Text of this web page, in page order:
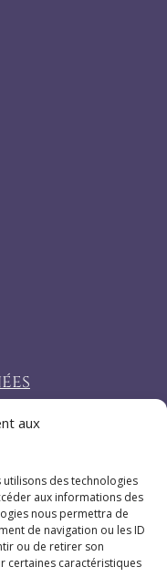
aux
des technologies
aux informations des
nous permettra de
de navigation ou les ID
ou de retirer son
certaines caractéristiques
47
64)